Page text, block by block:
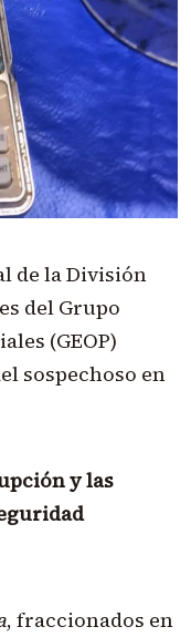
de la División
del Grupo
(GEOP)
sospechoso en
y las
, fraccionados en